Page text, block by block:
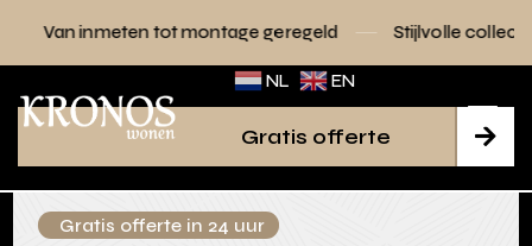
montage geregeld Stijlvolle collecties voor elk
NL EN

Gratis offerte
Gratis offerte in 24 uur